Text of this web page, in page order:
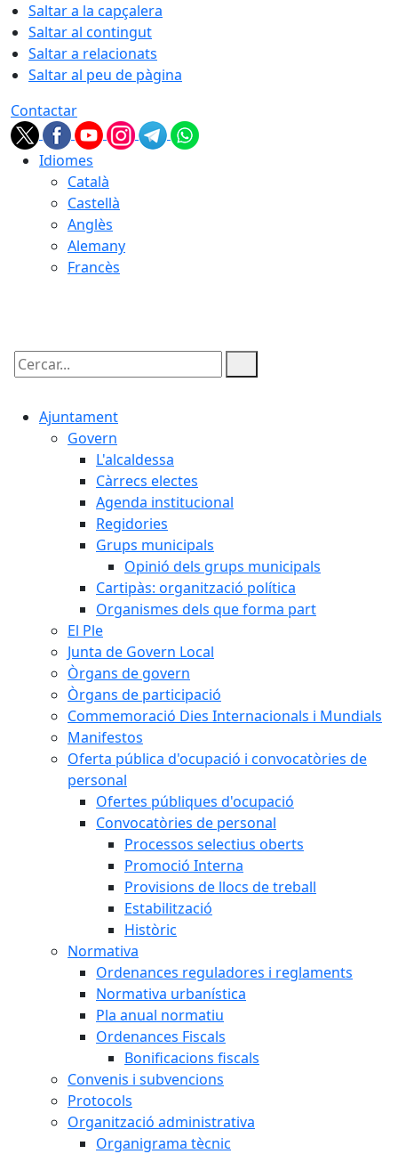
Saltar a la capçalera
Saltar al contingut
Saltar a relacionats
Saltar al peu de pàgina
Contactar
Idiomes
Català
Castellà
Anglès
Alemany
Francès
Cercar:
Ajuntament
Govern
L'alcaldessa
Càrrecs electes
Agenda institucional
Regidories
Grups municipals
Opinió dels grups municipals
Cartipàs: organització política
Organismes dels que forma part
El Ple
Junta de Govern Local
Òrgans de govern
Òrgans de participació
Commemoració Dies Internacionals i Mundials
Manifestos
Oferta pública d'ocupació i convocatòries de
personal
Ofertes públiques d'ocupació
Convocatòries de personal
Processos selectius oberts
Promoció Interna
Provisions de llocs de treball
Estabilització
Històric
Normativa
Ordenances reguladores i reglaments
Normativa urbanística
Pla anual normatiu
Ordenances Fiscals
Bonificacions fiscals
Convenis i subvencions
Protocols
Organització administrativa
Organigrama tècnic